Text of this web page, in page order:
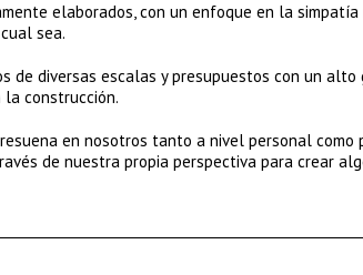
elaborados, con un enfoque en la
sea.
diversas escalas y presupuestos con un alto
construcción.
en nosotros tanto a nivel personal como
de nuestra propia perspectiva para crear